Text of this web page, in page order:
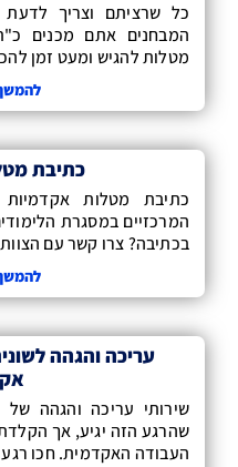
כל שרציתם וצריך
המבחנים אתם מכנים
מטלות להגיש ומעט זמן
כתיבת
כתיבת מטלות
המרכזיים במסגרת
בכתיבה? צרו קשר עם
עריכה והגהה
שירותי עריכה והגהה
שהרגע הזה יגיע, אך
העבודה האקדמית. חכו